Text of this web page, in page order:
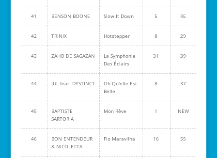
41 BENSON BOONE Slow It Down 5 RE
42 TRINIX Hotstepper 8 29
43 ZAHO DE SAGAZAN
La Symphonie
Des Éclairs
31 39
44 JUL feat. DYSTINCT
Oh Qu'elle Est
Belle
8 37
45
BAPTISTE
SARTORIA
Mon Rêve 1 NEW
46
BON ENTENDEUR
& NICOLETTA
Fio Maravilha 16 55